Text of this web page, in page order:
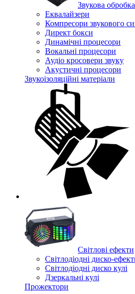
Звукова обробка
Еквалайзери
Компресори звукового
Директ бокси
Динамічні процесори
Вокальні процесори
Аудіо кросовери звуку
Акустичні процесори
Звукоізоляційні матеріали
Cвітлові ефекти
Світлодіодні диско-
Світлодіодні диско кулі
Дзеркальні кулі
Прожектори